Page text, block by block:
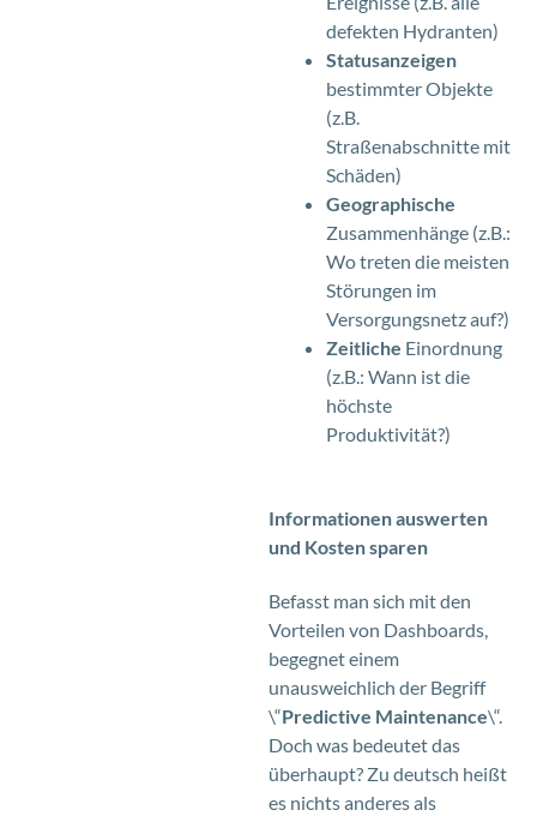
defekten Hydranten)
Statusanzeigen
bestimmter Objekte
(z.B.
Straßenabschnitte mit
Schäden)
Geographische
Zusammenhänge (z.B.:
Wo treten die meisten
Störungen im
Versorgungsnetz auf?)
Zeitliche Einordnung
(z.B.: Wann ist die
höchste
Produktivität?)
Informationen auswerten
und Kosten sparen
Befasst man sich mit den
Vorteilen von Dashboards,
begegnet einem
unausweichlich der Begriff
\“Predictive Maintenance\“.
Doch was bedeutet das
überhaupt? Zu deutsch heißt
es nichts anderes als